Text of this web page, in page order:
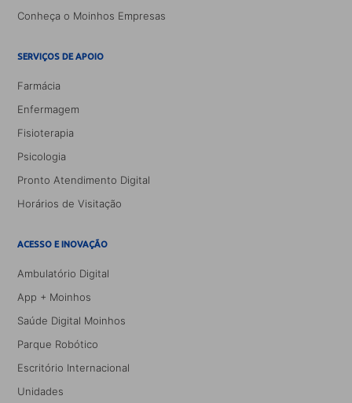
Conheça o Moinhos Empresas
SERVIÇOS DE APOIO
Farmácia
Enfermagem
Fisioterapia
Psicologia
Pronto Atendimento Digital
Horários de Visitação
ACESSO E INOVAÇÃO
Ambulatório Digital
App + Moinhos
Saúde Digital Moinhos
Parque Robótico
Escritório Internacional
Unidades